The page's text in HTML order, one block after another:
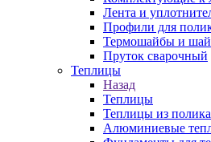
Лента и
Профили для
Термошайбы и
Пруток сварочный
Теплицы
Назад
Теплицы
Теплицы из
Алюминиевые